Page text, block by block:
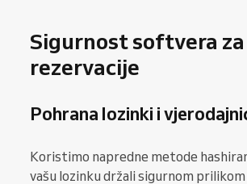
Sigurnost softvera za
rezervacije
Pohrana lozinki i
Koristimo napredne metode
vašu lozinku držali sigurnom